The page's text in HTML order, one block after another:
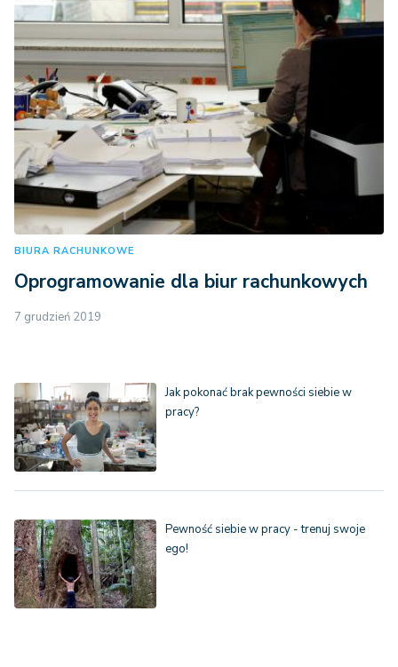
BIURA RACHUNKOWE
Oprogramowanie dla biur rachunkowych
7 grudzień 2019
Jak pokonać brak pewności siebie w
pracy?
Pewność siebie w pracy - trenuj swoje
ego!